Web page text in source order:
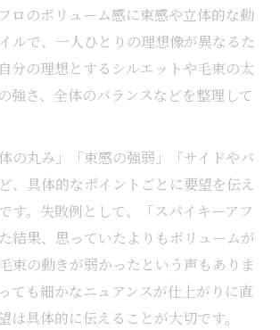
ロのボリューム感に束感や立体的な動
ルで、一人ひとりの理想像が異なるた
分の理想とするシルエットや毛束の太
強さ、全体のバランスなどを整理して
の丸み」「束感の強弱」「サイドやバ
、具体的なポイントごとに要望を伝え
す。失敗例として、「スパイキーアフ
結果、思っていたよりもボリュームが
束の動きが弱かったという声もありま
ても細かなニュアンスが仕上がりに直
は具体的に伝えることが大切です。